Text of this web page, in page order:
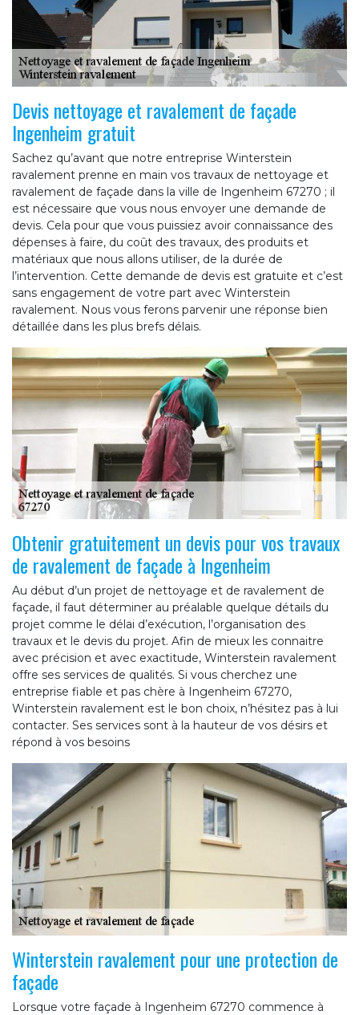
Devis nettoyage et ravalement de façade
Ingenheim gratuit
Sachez qu’avant que notre entreprise Winterstein
ravalement prenne en main vos travaux de nettoyage et
ravalement de façade dans la ville de Ingenheim 67270 ; il
est nécessaire que vous nous envoyer une demande de
devis. Cela pour que vous puissiez avoir connaissance des
dépenses à faire, du coût des travaux, des produits et
matériaux que nous allons utiliser, de la durée de
l’intervention. Cette demande de devis est gratuite et c’est
sans engagement de votre part avec Winterstein
ravalement. Nous vous ferons parvenir une réponse bien
détaillée dans les plus brefs délais.
Obtenir gratuitement un devis pour vos travaux
de ravalement de façade à Ingenheim
Au début d’un projet de nettoyage et de ravalement de
façade, il faut déterminer au préalable quelque détails du
projet comme le délai d’exécution, l’organisation des
travaux et le devis du projet. Afin de mieux les connaitre
avec précision et avec exactitude, Winterstein ravalement
offre ses services de qualités. Si vous cherchez une
entreprise fiable et pas chère à Ingenheim 67270,
Winterstein ravalement est le bon choix, n’hésitez pas à lui
contacter. Ses services sont à la hauteur de vos désirs et
répond à vos besoins
Winterstein ravalement pour une protection de
façade
Lorsque votre façade à Ingenheim 67270 commence à